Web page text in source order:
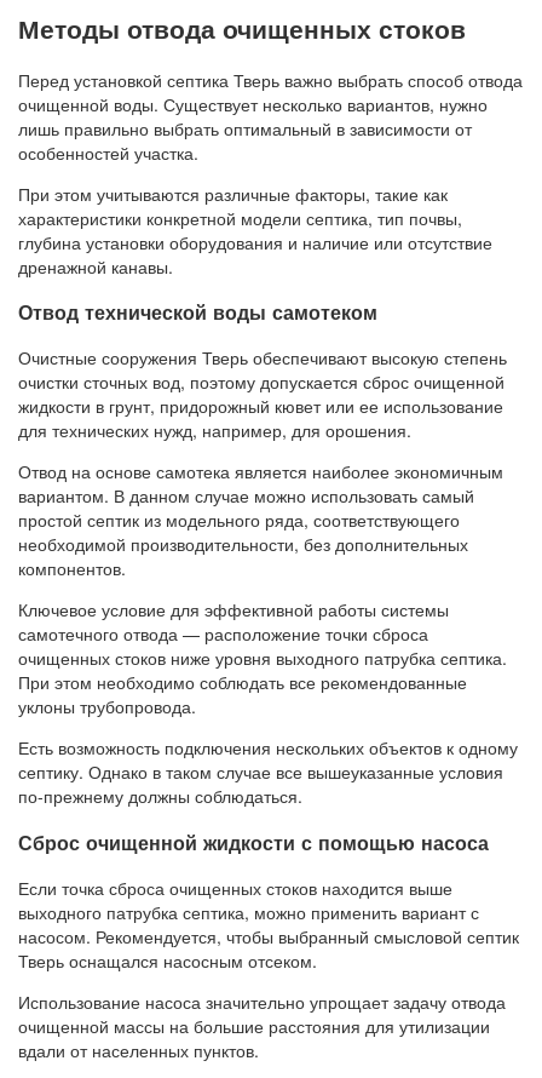
Методы отвода очищенных стоков
Перед установкой септика Тверь важно выбрать способ отвода
очищенной воды. Существует несколько вариантов, нужно
лишь правильно выбрать оптимальный в зависимости от
особенностей участка.
При этом учитываются различные факторы, такие как
характеристики конкретной модели септика, тип почвы,
глубина установки оборудования и наличие или отсутствие
дренажной канавы.
Отвод технической воды самотеком
Очистные сооружения Тверь обеспечивают высокую степень
очистки сточных вод, поэтому допускается сброс очищенной
жидкости в грунт, придорожный кювет или ее использование
для технических нужд, например, для орошения.
Отвод на основе самотека является наиболее экономичным
вариантом. В данном случае можно использовать самый
простой септик из модельного ряда, соответствующего
необходимой производительности, без дополнительных
компонентов.
Ключевое условие для эффективной работы системы
самотечного отвода — расположение точки сброса
очищенных стоков ниже уровня выходного патрубка септика.
При этом необходимо соблюдать все рекомендованные
уклоны трубопровода.
Есть возможность подключения нескольких объектов к одному
септику. Однако в таком случае все вышеуказанные условия
по-прежнему должны соблюдаться.
Сброс очищенной жидкости с помощью насоса
Если точка сброса очищенных стоков находится выше
выходного патрубка септика, можно применить вариант с
насосом. Рекомендуется, чтобы выбранный смысловой септик
Тверь оснащался насосным отсеком.
Использование насоса значительно упрощает задачу отвода
очищенной массы на большие расстояния для утилизации
вдали от населенных пунктов.